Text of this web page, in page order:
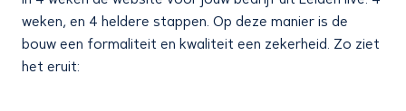
weken, en 4 heldere stappen. Op deze manier is de
bouw een formaliteit en kwaliteit een zekerheid. Zo ziet
het eruit: